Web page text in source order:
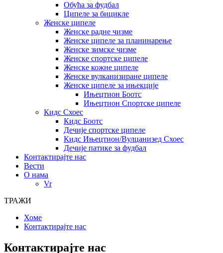
Обућа за фудбал
Ципеле за бицикле
Женске ципеле
Женске радне чизме
Женске ципеле за планинарење
Женске зимске чизме
Женске спортске ципеле
Женске кожне ципеле
Женске вулканизиране ципеле
Женске ципеле за ињекције
Ињецтион Боотс
Ињецтион Спортске ципеле
Кидс Схоес
Кидс Боотс
Дечије спортске ципеле
Кидс Ињецтион/Вулцанизед Схоес
Дечије патике за фудбал
Контактирајте нас
Вести
О нама
Vr
ТРАЖИ
Хоме
Контактирајте нас
Контактирајте нас